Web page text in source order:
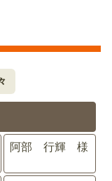
阿部 行輝 様